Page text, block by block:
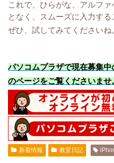
これで、ひらがな、アルフ
となく、スムーズに入力する
ぜひ、試してみてくださいね
パソコムプラザで現在募集
のページをご覧くださいませ
新着情報 教室日記